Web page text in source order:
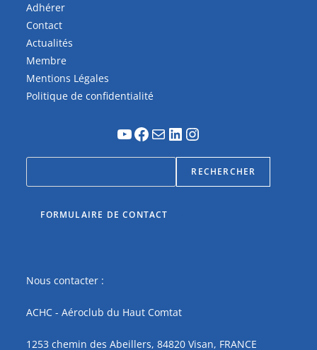
Adhérer
Contact
Actualités
Membre
Mentions Légales
Politique de confidentialité
RECHERCHER
FORMULAIRE DE CONTACT
Nous contacter :
ACHC - Aéroclub du Haut Comtat
1253 chemin des Abeillers, 84820 Visan, FRANCE